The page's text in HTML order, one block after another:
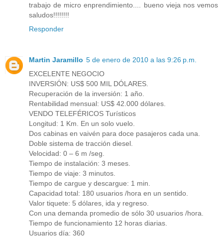
trabajo de micro enprendimiento.... bueno vieja nos vemos
saludos!!!!!!!!
Responder
Martin Jaramillo 5 de enero de 2010 a las 9:26 p.m.
EXCELENTE NEGOCIO
INVERSIÓN: US$ 500 MIL DÓLARES.
Recuperación de la inversión: 1 año.
Rentabilidad mensual: US$ 42.000 dólares.
VENDO TELEFÉRICOS Turísticos
Longitud: 1 Km. En un solo vuelo.
Dos cabinas en vaivén para doce pasajeros cada una.
Doble sistema de tracción diesel.
Velocidad: 0 – 6 m /seg.
Tiempo de instalación: 3 meses.
Tiempo de viaje: 3 minutos.
Tiempo de cargue y descargue: 1 min.
Capacidad total: 180 usuarios /hora en un sentido.
Valor tiquete: 5 dólares, ida y regreso.
Con una demanda promedio de sólo 30 usuarios /hora.
Tiempo de funcionamiento 12 horas diarias.
Usuarios día: 360